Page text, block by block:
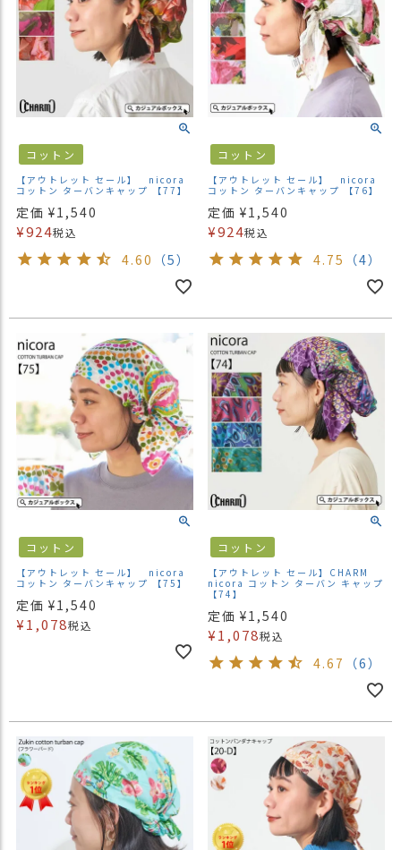
コットン
【アウトレット セール】 nicora
コットン ターバンキャップ 【77】
定価 ¥1,540
¥924税込
4.60 （5）
コットン
【アウトレット セール】 nicora
コットン ターバンキャップ 【76】
定価 ¥1,540
¥924税込
4.75 （4）
コットン
【アウトレット セール】 nicora
コットン ターバンキャップ 【75】
定価 ¥1,540
¥1,078税込
コットン
【アウトレット セール】CHARM
nicora コットン ターバン キャップ
【74】
定価 ¥1,540
¥1,078税込
4.67 （6）